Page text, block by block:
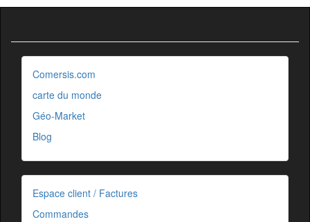
Comersis.com
carte du monde
Géo-Market
Blog
Espace client / Factures
Commandes